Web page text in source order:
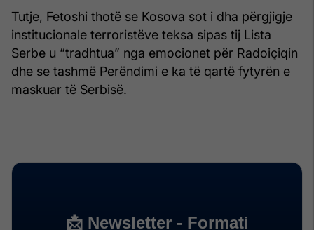
Tutje, Fetoshi thotë se Kosova sot i dha përgjigje
institucionale terroristëve teksa sipas tij Lista
Serbe u “tradhtua” nga emocionet për Radoiçiqin
dhe se tashmë Perëndimi e ka të qartë fytyrën e
maskuar të Serbisë.